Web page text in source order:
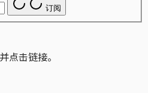
订阅
点击链接。